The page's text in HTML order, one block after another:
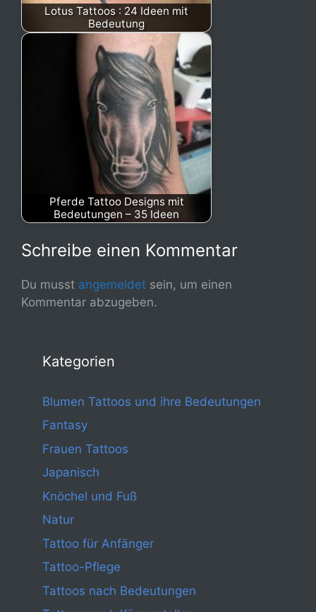
Lotus Tattoos : 24 Ideen mit
Bedeutung
Pferde Tattoo Designs mit
Bedeutungen – 35 Ideen
Schreibe einen Kommentar
Du musst angemeldet sein, um einen
Kommentar abzugeben.
Kategorien
Blumen Tattoos und ihre Bedeutungen
Fantasy
Frauen Tattoos
Japanisch
Knöchel und Fuß
Natur
Tattoo für Anfänger
Tattoo-Pflege
Tattoos nach Bedeutungen